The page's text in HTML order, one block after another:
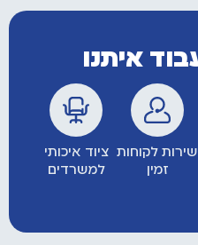
שירות לקוחות
זמין
ציוד איכותי
למשרדים